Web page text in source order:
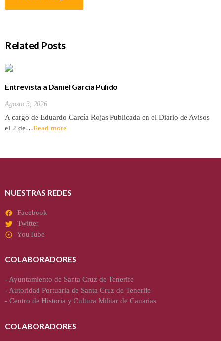
Related Posts
Entrevista a Daniel García Pulido
Agosto 3, 2026
A cargo de Eduardo García Rojas Publicada en el Diario de Avisos
el 2 de…Read more
NUESTRAS REDES
Facebook
Twitter
YouTube
COLABORADORES
- Ayuntamiento de Santa Cruz de Tenerife
- Autoridad Portuaria de Santa Cruz de Tenerife
- Centro de Historia y Cultura Militar de Canarias
COLABORADORES